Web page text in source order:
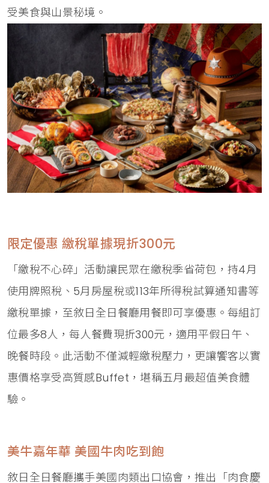
受美食與山景秘境。
限定優惠 繳稅單據現折300元
「繳稅不心碎」活動讓民眾在繳稅季省荷包，持4月
使用牌照稅、5月房屋稅或113年所得稅試算通知書等
繳稅單據，至敘日全日餐廳用餐即可享優惠。每組訂
位最多8人，每人餐費現折300元，適用平假日午、
晚餐時段。此活動不僅減輕繳稅壓力，更讓饗客以實
惠價格享受高質感Buffet，堪稱五月最超值美食體
驗。
美牛嘉年華 美國牛肉吃到飽
敘日全日餐廳攜手美國肉類出口協會，推出「肉食慶